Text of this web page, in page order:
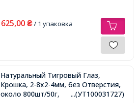
625,00 ₴/ 1 упаковка
Натуральный Тигровый Глаз,
Крошка, 2-8x2-4мм, без Отверстия,
около 800шт/50г,
...(УТ100031727)